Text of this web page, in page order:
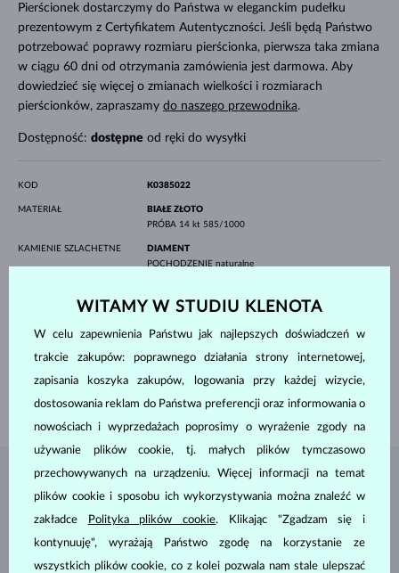
Pierścionek dostarczymy do Państwa w eleganckim pudełku
prezentowym z Certyfikatem Autentyczności. Jeśli będą Państwo
potrzebować poprawy rozmiaru pierścionka, pierwsza taka zmiana
w ciągu 60 dni od otrzymania zamówienia jest darmowa. Aby
dowiedzieć się więcej o zmianach wielkości i rozmiarach
pierścionków, zapraszamy do naszego przewodnika.
Dostępność: dostępne od ręki do wysyłki
KOD K0385022
MATERIAŁ
BIAŁE ZŁOTO
PRÓBA 14 kt 585/1000
KAMIENIE SZLACHETNE
DIAMENT
POCHODZENIE naturalne
KOLORG
WYSOKOŚĆ6 mm
WAGA0.700 ct
SZEROKOŚĆ 2.35 mm
WAGA 2.00 g
BIŻUTERIA Z ATELIER KLENOTA
WITAMY W STUDIU KLENOTA
W celu zapewnienia Państwu jak najlepszych doświadczeń w
trakcie zakupów: poprawnego działania strony internetowej,
zapisania koszyka zakupów, logowania przy każdej wizycie,
dostosowania reklam do Państwa preferencji oraz informowania o
nowościach i wyprzedażach poprosimy o wyrażenie zgody na
używanie plików cookie, tj. małych plików tymczasowo
przechowywanych na urządzeniu. Więcej informacji na temat
plików cookie i sposobu ich wykorzystywania można znaleźć w
zakładce
Polityka plików cookie. Klikając "Zgadzam się i
kontynuuję", wyrażają Państwo zgodę na korzystanie ze
wszystkich plików cookie, co z kolei pozwala nam stale ulepszać